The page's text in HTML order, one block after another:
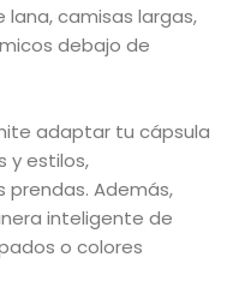
camisas largas,
debajo de
adaptar tu cápsula
y estilos,
prendas. Además,
inteligente de
o colores